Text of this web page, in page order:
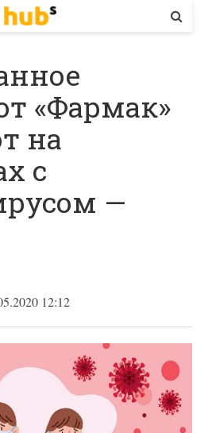
«Фармак»
на
с
—
12:12